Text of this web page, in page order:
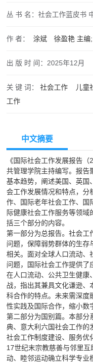
丛 书 名：社会工作蓝皮书
作 者： 涂斌 徐盈艳 主编;
出 版 时 间： 2025年12月
关 键 词： 社会工作 儿童
工作
中文摘要
《国际社会工作发展报告
共管理学院主持编写。报告
基本趋势，阐述美国、英国
会工作发展情况和特点，分
作、国际老年社会工作、国
际健康社会工作服务等领
括三个部分的内容。
第一部分为总报告。社会工
问题，保障弱势群体的生存
相关。面对全球人口流动、
问题，国际社会工作提供了
在人口流动、公共卫生健康
战，指出其兼具文化谦逊、
科合作的特点。未来需深度
性实践及国际合作，缩小数
第二部分为国别篇。本部分
典、意大利六国社会工作的
社会工作制度建设、服务优
17世纪末宗教慈善与邻里
动、睦邻运动确立科学专业